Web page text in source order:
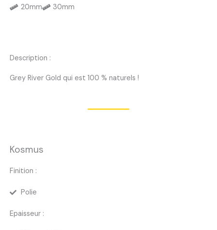
20mm 30mm
Description :
Grey River Gold qui est 100 % naturels !
Kosmus
Finition :
Polie
Epaisseur :